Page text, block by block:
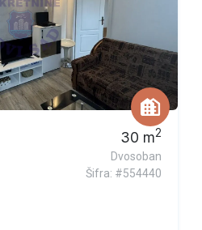
30 m2
Dvosoban
Šifra: #554440